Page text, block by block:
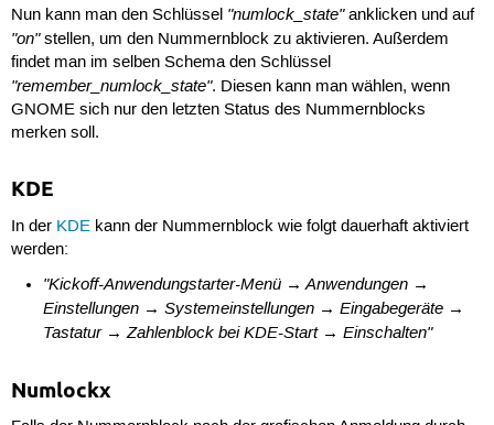
Nun kann man den Schlüssel "numlock_state"anklicken und auf
"on"stellen, um den Nummernblock zu aktivieren. Außerdem
findet man im selben Schema den Schlüssel
"remember_numlock_state". Diesen kann man wählen, wenn
GNOME sich nur den letzten Status des Nummernblocks
merken soll.
KDE
In der KDEkann der Nummernblock wie folgt dauerhaft aktiviert
werden:
"Kickoff-Anwendungstarter-Menü → Anwendungen →
Einstellungen → Systemeinstellungen → Eingabegeräte →
Tastatur → Zahlenblock bei KDE-Start → Einschalten"
Numlockx